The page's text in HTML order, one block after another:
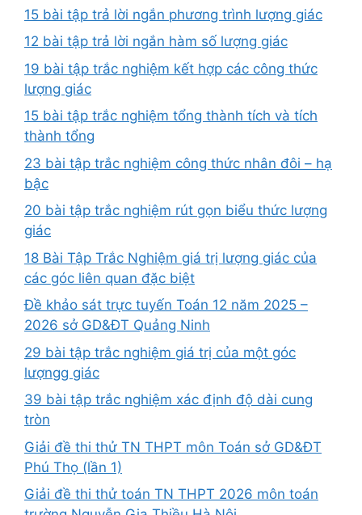
15 bài tập trả lời ngắn phương trình lượng giác
12 bài tập trả lời ngắn hàm số lượng giác
19 bài tập trắc nghiệm kết hợp các công thức
lượng giác
15 bài tập trắc nghiệm tổng thành tích và tích
thành tổng
23 bài tập trắc nghiệm công thức nhân đôi – hạ
bậc
20 bài tập trắc nghiệm rút gọn biểu thức lượng
giác
18 Bài Tập Trắc Nghiệm giá trị lượng giác của
các góc liên quan đặc biệt
Đề khảo sát trực tuyến Toán 12 năm 2025 –
2026 sở GD&ĐT Quảng Ninh
29 bài tập trắc nghiệm giá trị của một góc
lượngg giác
39 bài tập trắc nghiệm xác định độ dài cung
tròn
Giải đề thi thử TN THPT môn Toán sở GD&ĐT
Phú Thọ (lần 1)
Giải đề thi thử toán TN THPT 2026 môn toán